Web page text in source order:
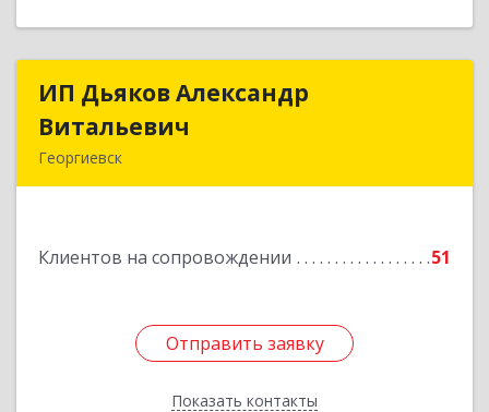
ИП Дьяков Александр
Витальевич
Георгиевск
Клиентов на сопровождении 51
Отправить заявку
Показать контакты
ИП Дьяков Александр
Отправить заявку
Назад